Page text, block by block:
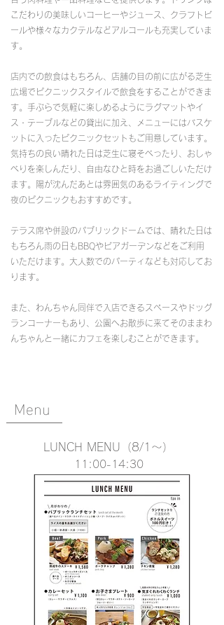
こだわりの美味しいコーヒーやジュース、クラフトビ
ールや様々なカクテルなどアルコールも充実していま
す。
店内での飲食はもちろん、店舗の目の前に広がる芝生
広場でピクニックスタイルで飲食をすることができま
す。手ぶらで気軽に楽しめるようにラグマットやイ
ス・テーブルなどの貸出に加え、メニューにはバスケ
ットに入ったピクニックセットもご用意しています。
気持ちの良い晴れた日は芝生に寝そべったり、おしゃ
べりを楽しんだり、自由なひと時をお過ごしいただけ
ます。陽が沈んだあとは雰囲気のあるライティングで
夜のピクニックもおすすめです。
テラス席や併設のパブリックドームでは、晴れた日は
もちろん雨の日もBBQやビアガーデンなどをご利用
いただけます。大人数でのパーティなども対応してお
ります。
また、わんちゃん同伴で入店できるスペースやドッグ
ランコーナーもあり、公園へお散歩に来てそのままわ
んちゃんと一緒にカフェを楽しむことができます。
Menu
LUNCH MENU（8/1〜）
11: 00- 14:30